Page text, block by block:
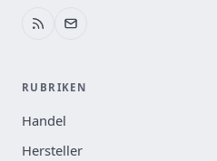
RUBRIKEN
Handel
Hersteller